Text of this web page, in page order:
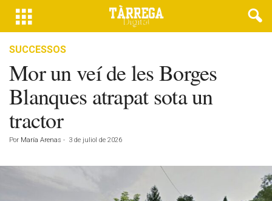
SUCCESSOS
Mor un veí de les Borges
Blanques atrapat sota un
tractor
Por María Arenas - 3 de juliol de 2026